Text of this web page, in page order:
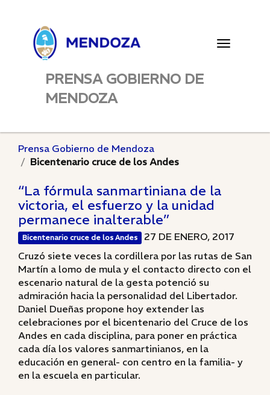
Toggle
PRENSA GOBIERNO DE
MENDOZA
Prensa Gobierno de Mendoza
Bicentenario cruce de los Andes
“La fórmula sanmartiniana de la
victoria, el esfuerzo y la unidad
permanece inalterable”
Bicentenario cruce de los Andes
27 DE ENERO, 2017
Cruzó siete veces la cordillera por las rutas de San
Martín a lomo de mula y el contacto directo con el
escenario natural de la gesta potenció su
admiración hacia la personalidad del Libertador.
Daniel Dueñas propone hoy extender las
celebraciones por el bicentenario del Cruce de los
Andes en cada disciplina, para poner en práctica
cada día los valores sanmartinianos, en la
educación en general- con centro en la familia- y
en la escuela en particular.